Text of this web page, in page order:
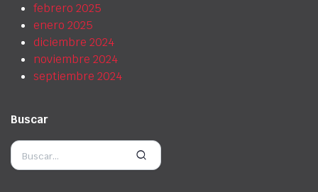
febrero 2025
enero 2025
diciembre 2024
noviembre 2024
septiembre 2024
Buscar